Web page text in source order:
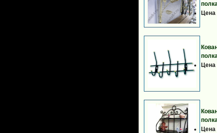
Цена
Цена
Цена